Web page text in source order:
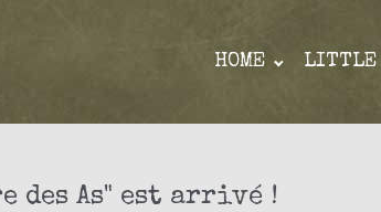
HOME LITTLE
As" est arrivé !